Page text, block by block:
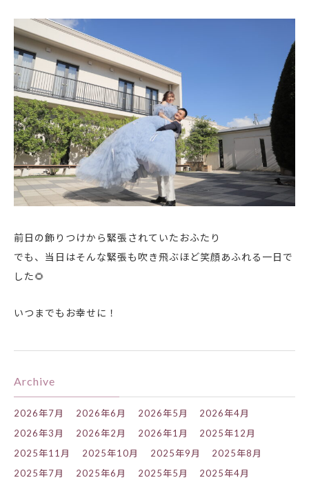
前日の飾りつけから緊張されていたおふたり
でも、当日はそんな緊張も吹き飛ぶほど笑顔あふれる一日で
した🌻
いつまでもお幸せに！
Archive
2026年7月 2026年6月 2026年5月
2026年4月
2026年3月
2026年2月 2026年1月
2025年12月
2025年11月
2025年10月 2025年9月
2025年8月
2025年7月
2025年6月 2025年5月
2025年4月